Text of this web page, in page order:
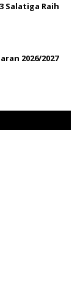
Salatiga Raih
2026/2027